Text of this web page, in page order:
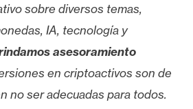
sobre diversos temas,
IA, tecnología y
asesoramiento
en criptoactivos son de
no ser adecuadas para todos.